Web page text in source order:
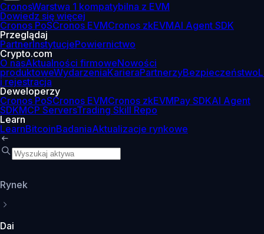
CronosWarstwa 1 kompatybilna z EVM
Dowiedz się więcej
Cronos PoSCronos EVMCronos zkEVMAI Agent SDK
Przeglądaj
PartnerInstytucjePowiernictwo
Crypto.com
O nasAktualności firmoweNowości
produktoweWydarzeniaKarieraPartnerzyBezpieczeństwo
i rejestracja
Deweloperzy
Cronos PoSCronos EVMCronos zkEVMPay SDKAI Agent
SDKMCP ServersTrading Skill Repo
Learn
LearnBitcoinBadaniaAktualizacje rynkowe
Rynek
Dai